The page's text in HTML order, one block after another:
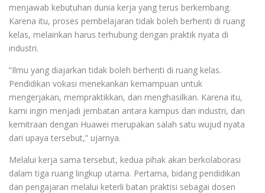
menjawab kebutuhan dunia kerja yang terus berkembang.
Karena itu, proses pembelajaran tidak boleh berhenti di ruang
kelas, melainkan harus terhubung dengan praktik nyata di
industri.
“Ilmu yang diajarkan tidak boleh berhenti di ruang kelas.
Pendidikan vokasi menekankan kemampuan untuk
mengerjakan, mempraktikkan, dan menghasilkan. Karena itu,
kami ingin menjadi jembatan antara kampus dan industri, dan
kemitraan dengan Huawei merupakan salah satu wujud nyata
dari upaya tersebut,” ujarnya.
Melalui kerja sama tersebut, kedua pihak akan berkolaborasi
dalam tiga ruang lingkup utama. Pertama, bidang pendidikan
dan pengajaran melalui keterli batan praktisi sebagai dosen